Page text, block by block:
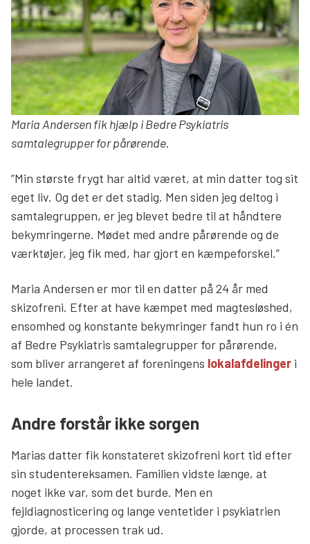
Maria Andersen fik hjælp i Bedre Psykiatris
samtalegrupper for pårørende.
”Min største frygt har altid været, at min datter tog sit
eget liv. Og det er det stadig. Men siden jeg deltog i
samtalegruppen, er jeg blevet bedre til at håndtere
bekymringerne. Mødet med andre pårørende og de
værktøjer, jeg fik med, har gjort en kæmpeforskel.”
Maria Andersen er mor til en datter på 24 år med
skizofreni. Efter at have kæmpet med magtesløshed,
ensomhed og konstante bekymringer fandt hun ro i én
af Bedre Psykiatris samtalegrupper for pårørende,
som bliver arrangeret af foreningens lokalafdelinger i
hele landet.
Andre forstår ikke sorgen
Marias datter fik konstateret skizofreni kort tid efter
sin studentereksamen. Familien vidste længe, at
noget ikke var, som det burde. Men en
fejldiagnosticering og lange ventetider i psykiatrien
gjorde, at processen trak ud.